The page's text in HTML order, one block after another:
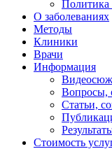
Политика
О заболеваниях
Методы
Клиники
Врачи
Информация
Вопросы,
Статьи,
Стоимость